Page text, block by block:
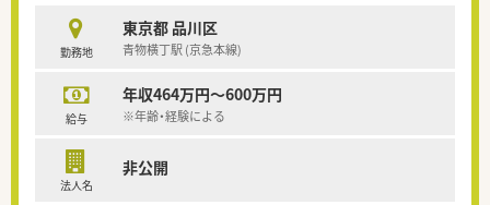
勤務地
東京都 品川区
青物横丁駅 (京急本線)
給与
年収464万円～600万円
※年齢・経験による
法人名
非公開